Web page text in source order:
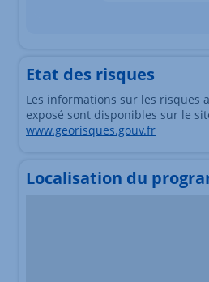
Etat des risques
Les informations sur les risques
exposé sont disponibles sur le
www.georisques.gouv.fr
Localisation du